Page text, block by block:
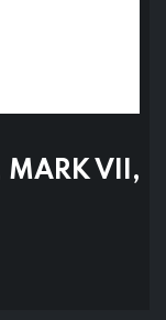
MARK VII,